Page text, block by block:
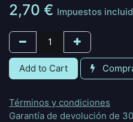
2,70 € Impuestos
Add to Cart
Términos y condiciones
Garantía de devolución de